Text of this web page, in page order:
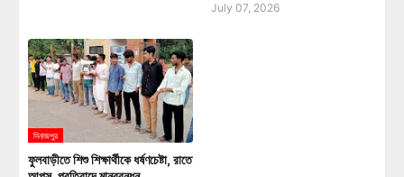
July 07, 2026
দিনাজপুর
ফুলবাড়ীতে শিশু শিক্ষার্থীকে ধর্ষণচেষ্টা, রাতে